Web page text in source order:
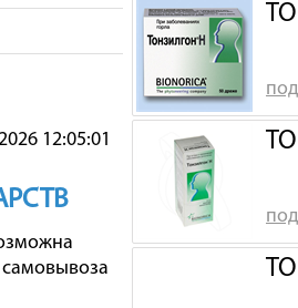
12:05:01